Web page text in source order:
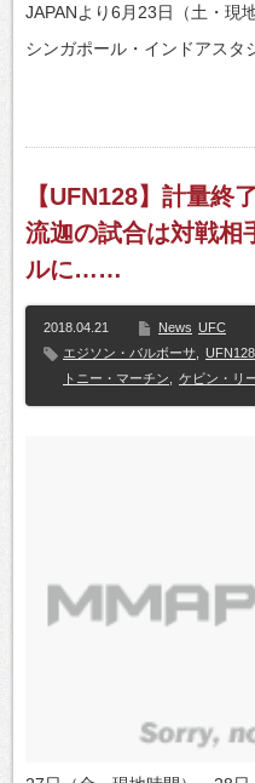
JAPANより6月23日（土・現
シンガポール・インドアスタ
【UFN128】計量
流迦の試合は対戦相
ルに……
2018.04.21 News UFC
エジソン・バルボーサ
UFN128.
トニー・マーチン
ケビン・リ